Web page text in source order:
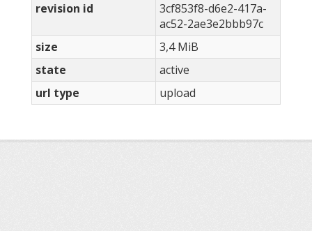
revision id
3cf853f8-d6e2-417a-
ac52-2ae3e2bbb97c
size
3,4 MiB
state
active
url type
upload